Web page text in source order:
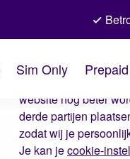
De
Wij gebruiken
website nog beter
derde partijen
zodat wij je
Je kan jecookie-
Sim Only Prepaid